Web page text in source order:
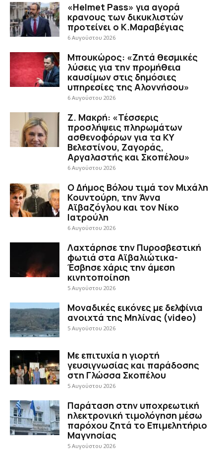
«Helmet Pass» για αγορά
κρανους των δικυκλιστών
προτείνει ο Κ.Μαραβέγιας
6 Αυγούστου 2026
Μπουκώρος: «Ζητά θεσμικές
λύσεις για την προμήθεια
καυσίμων στις δημόσιες
υπηρεσίες της Αλοννήσου»
6 Αυγούστου 2026
Ζ. Μακρή: «Τέσσερις
προσλήψεις πληρωμάτων
ασθενοφόρων για τα ΚΥ
Βελεστίνου, Ζαγοράς,
Αργαλαστής και Σκοπέλου»
6 Αυγούστου 2026
Ο Δήμος Βόλου τιμά τον Μιχάλη
Κουντούρη, την Άννα
Αϊβαζόγλου και τον Νίκο
Ιατρούλη
6 Αυγούστου 2026
Λαχτάρησε την Πυροσβεστική
φωτιά στα Αϊβαλιώτικα-
Έσβησε χάρις την άμεση
κινητοποίηση
5 Αυγούστου 2026
Μοναδικές εικόνες με δελφίνια
ανοιχτά της Μηλίνας (video)
5 Αυγούστου 2026
Με επιτυχία η γιορτή
γευσιγνωσίας και παράδοσης
στη Γλώσσα Σκοπέλου
5 Αυγούστου 2026
Παράταση στην υποχρεωτική
ηλεκτρονική τιμολόγηση μέσω
παρόχου ζητά το Επιμελητήριο
Μαγνησίας
5 Αυγούστου 2026